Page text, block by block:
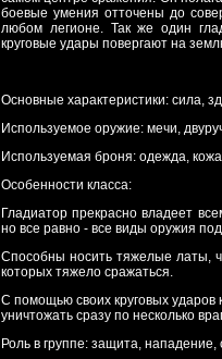
боевые умения отточены до
любом легионе. Так же один
круговые удары повергают на
Основные характеристики: сила,
Используемое оружие: мечи,
Используемая броня: одежда,
Особенности класса:
Гладиатор прекрасно владеет
но все равно - все виды оружия
Способны носить тяжелые латы,
которых тяжело сражаться.
С помощью своих круговых
уничтожать сразу по несколько
Роль в группе: защита,